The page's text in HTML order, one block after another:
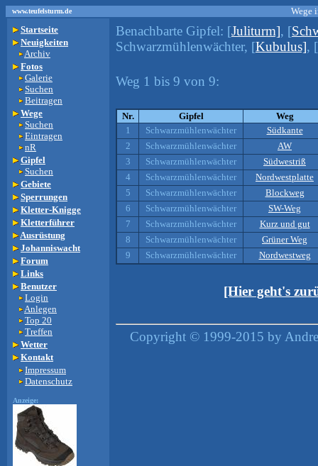
www.teufelsturm.de
Wege
Startseite
Neuigkeiten
Archiv
Fotos
Galerie
Suchen
Beitragen
Wege
Suchen
Eintragen
nR
Gipfel
Suchen
Gebiete
Sperrungen
Kletter-Knigge
Kletterführer
Ausrüstung
Johanniswacht
Forum
Links
Benutzer
Login
Anlegen
Top 20
Treffen
Wetter
Kontakt
Impressum
Datenschutz
Anzeige:
Benachbarte Gipfel: [Juliturm], [
Schwarzmühlenwächter, [Kubulus], [
Weg 1 bis 9 von 9:
Nr. Gipfel
Weg
1
Schwarzmühlenwächter
Südkante
2
Schwarzmühlenwächter
AW
3
Schwarzmühlenwächter
Südwestriß
4
Schwarzmühlenwächter
Nordwestplatte
5
Schwarzmühlenwächter
Blockweg
6
Schwarzmühlenwächter
SW-Weg
7
Schwarzmühlenwächter
Kurz und gut
8
Schwarzmühlenwächter
Grüner Weg
9
Schwarzmühlenwächter Nordwestweg
[Hier geht's
Copyright © 1999-2015 by